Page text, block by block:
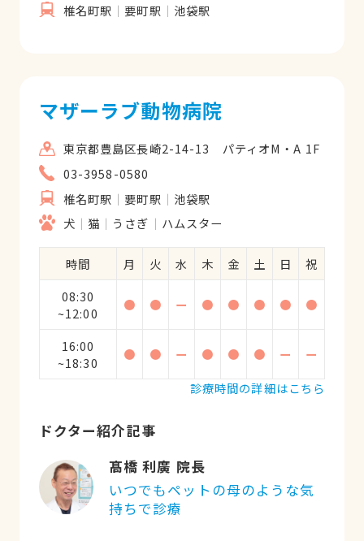
椎名町駅
要町駅 池袋駅
マザーラブ動物病院
東京都豊島区長崎2-14-13 パティオM・A 1F
03-3958-0580
椎名町駅
要町駅
池袋駅
犬
猫 うさぎ ハムスター
時間 月 火 水 木 金 土 日
祝
08:30
~12:00
● ● ー ● ● ● ● ●
16:00
~18:30
● ● ー ● ● ● ー
ー
診療時間の詳細はこちら
ドクター紹介記事
髙橋 利廣 院長
いつでもペットの母のような気
持ちで診療